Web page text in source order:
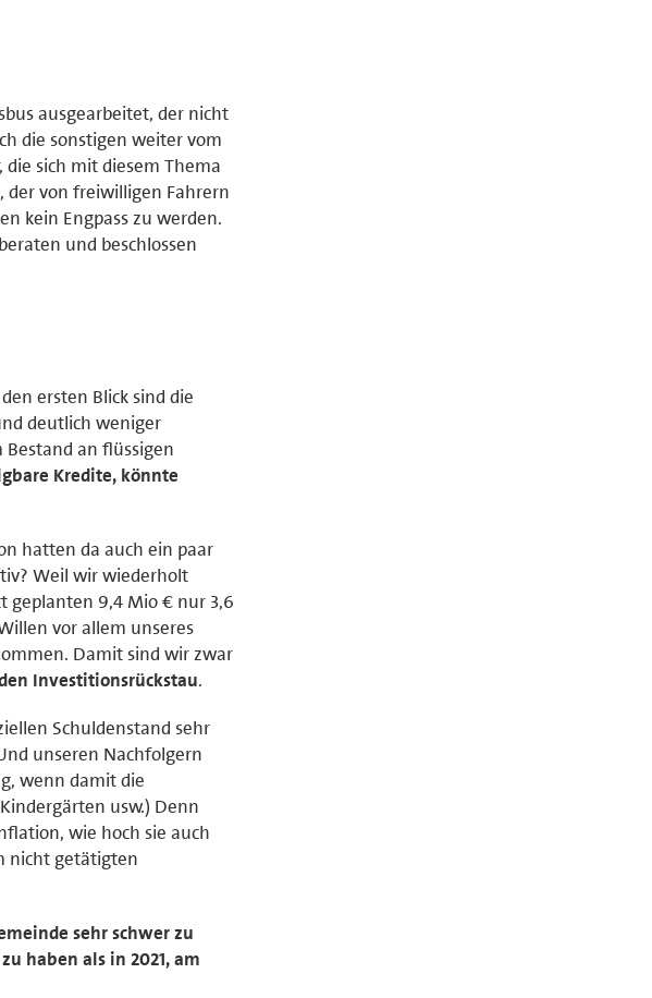
ausgearbeitet, der nicht
die sonstigen weiter vom
sich mit diesem Thema
der von freiwilligen Fahrern
kein Engpass zu werden.
und beschlossen
ersten Blick sind die
deutlich weniger
an flüssigen
Kredite, könnte
hatten da auch ein paar
Weil wir wiederholt
geplanten 9,4 Mio € nur 3,6
vor allem unseres
Damit sind wir zwar
Investitionsrückstau.
Schuldenstand sehr
unseren Nachfolgern
wenn damit die
usw.) Denn
wie hoch sie auch
nicht getätigten
sehr schwer zu
haben als in 2021, am